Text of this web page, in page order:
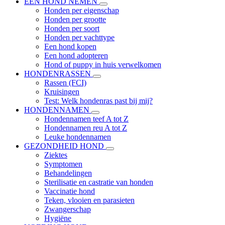
Honden per eigenschap
Honden per grootte
Honden per soort
Honden per vachttype
Een hond kopen
Een hond adopteren
Hond of puppy in huis verwelkomen
HONDENRASSEN
Rassen (FCI)
Kruisingen
Test: Welk hondenras past bij mij?
HONDENNAMEN
Hondennamen teef A tot Z
Hondennamen reu A tot Z
Leuke hondennamen
GEZONDHEID HOND
Ziektes
Symptomen
Behandelingen
Sterilisatie en castratie van honden
Vaccinatie hond
Teken, vlooien en parasieten
Zwangerschap
Hygiëne